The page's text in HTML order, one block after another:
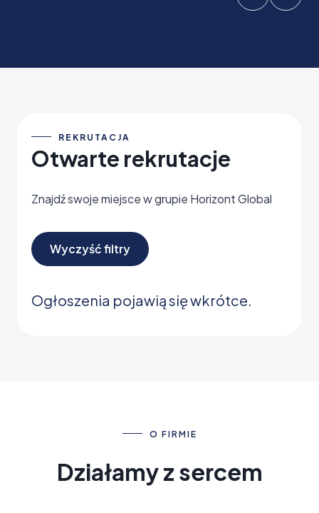
REKRUTACJA
Otwarte rekrutacje
Znajdź swoje miejsce w grupie Horizont Global
Wyczyść filtry
Ogłoszenia pojawią się wkrótce.
O FIRMIE
Działamy z sercem